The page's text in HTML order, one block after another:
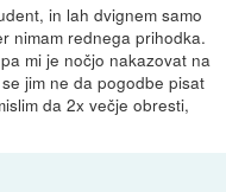
in lah dvignem samo
nimam rednega prihodka.
mi je nočjo nakazovat na
jim ne da pogodbe pisat
da 2x večje obresti,